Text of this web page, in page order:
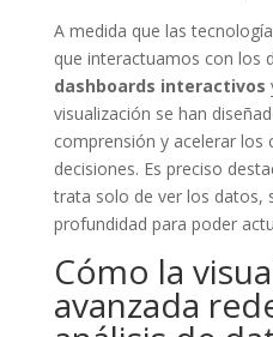
A medida que las
que interactuamos con los
dashboards interactivos
visualización se han
comprensión y acelerar los
decisiones. Es preciso
trata solo de ver los datos,
profundidad para poder
Cómo la
avanzada